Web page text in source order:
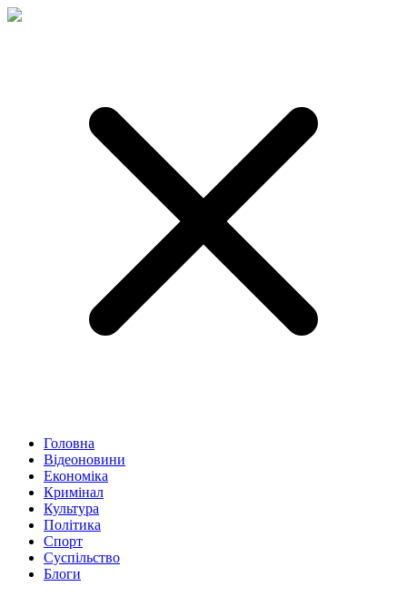
Головна
Відеоновини
Економіка
Кримінал
Культура
Політика
Спорт
Суспільство
Блоги